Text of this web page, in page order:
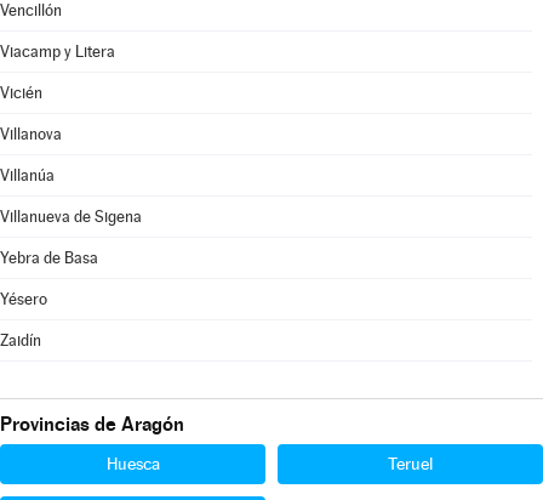
Vencillón
Viacamp y Litera
Vicién
Villanova
Villanúa
Villanueva de Sigena
Yebra de Basa
Yésero
Zaidín
Provincias de Aragón
Huesca Teruel